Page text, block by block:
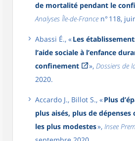
de mortalité pendant le
Analyses Île-de-France n° 118,
Abassi É., «Les
l’aide sociale à l’enfance
confinement
», Dossiers de
2020.
Accardo J., Billot S., «Plus
plus aisés, plus de
les plus modestes», Insee